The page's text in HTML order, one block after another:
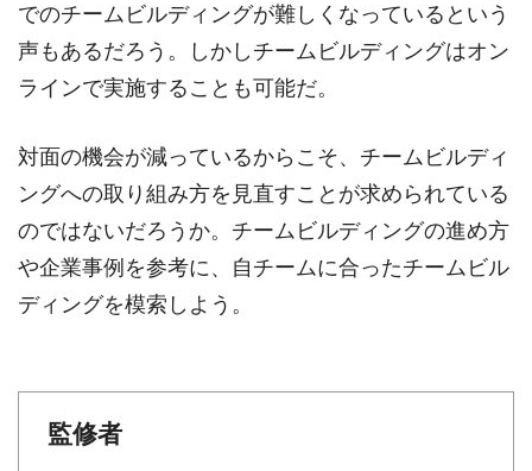
でのチームビルディングが難しくなっているという
声もあるだろう。しかしチームビルディングはオン
ラインで実施することも可能だ。
対面の機会が減っているからこそ、チームビルディ
ングへの取り組み方を見直すことが求められている
のではないだろうか。チームビルディングの進め方
や企業事例を参考に、自チームに合ったチームビル
ディングを模索しよう。
監修者